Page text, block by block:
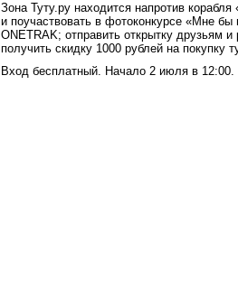
Зона Туту.ру находится напротив
и поучаствовать в фотоконкурсе «Мне бы
ONETRAK; отправить открытку друзьям
получить скидку 1000 рублей на покупку
Вход бесплатный. Начало 2 июля в 12:00.